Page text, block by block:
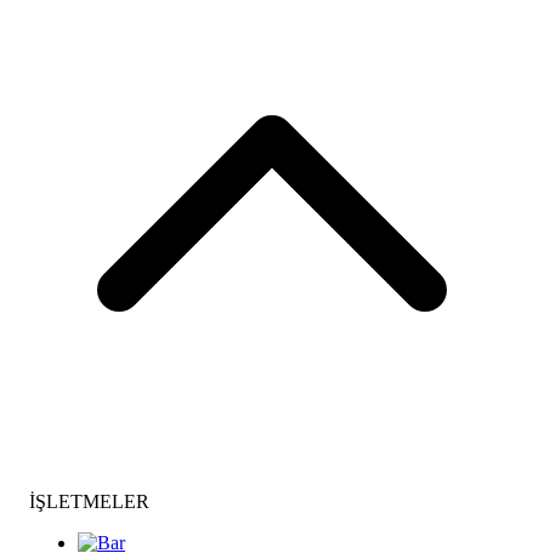
İŞLETMELER